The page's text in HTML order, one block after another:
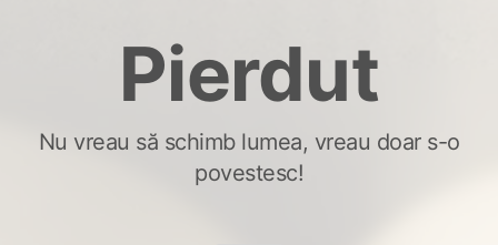
Pierdut
Nu vreau să schimb lumea, vreau doar s-o
povestesc!